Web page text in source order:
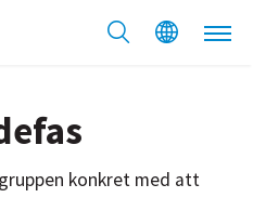
konkret med att